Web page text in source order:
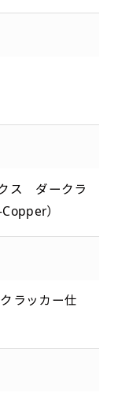
ス ダークラ
）
ラッカー仕